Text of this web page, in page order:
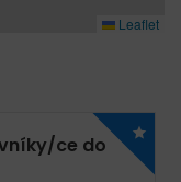
Leaflet
ce do